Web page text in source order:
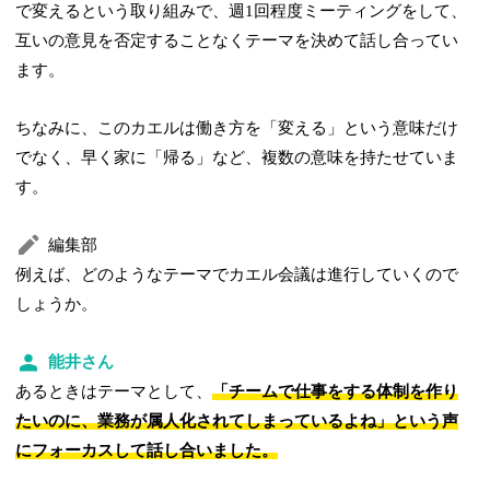
で変えるという取り組みで、週1回程度ミーティングをして、
互いの意見を否定することなくテーマを決めて話し合ってい
ます。
ちなみに、このカエルは働き方を「変える」という意味だけ
でなく、早く家に「帰る」など、複数の意味を持たせていま
す。
編集部
例えば、どのようなテーマでカエル会議は進行していくので
しょうか。
能井さん
あるときはテーマとして、「チームで仕事をする体制を作り
たいのに、業務が属人化されてしまっているよね」という声
にフォーカスして話し合いました。